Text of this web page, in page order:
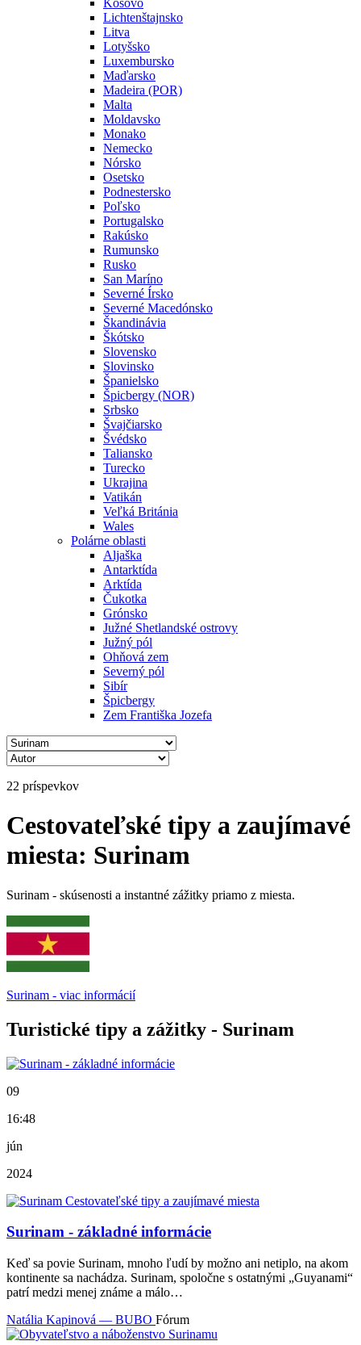
Kosovo
Lichtenštajnsko
Litva
Lotyšsko
Luxembursko
Maďarsko
Madeira (POR)
Malta
Moldavsko
Monako
Nemecko
Nórsko
Osetsko
Podnestersko
Poľsko
Portugalsko
Rakúsko
Rumunsko
Rusko
San Maríno
Severné Írsko
Severné Macedónsko
Škandinávia
Škótsko
Slovensko
Slovinsko
Španielsko
Špicbergy (NOR)
Srbsko
Švajčiarsko
Švédsko
Taliansko
Turecko
Ukrajina
Vatikán
Veľká Británia
Wales
Polárne oblasti
Aljaška
Antarktída
Arktída
Čukotka
Grónsko
Južné Shetlandské ostrovy
Južný pól
Ohňová zem
Severný pól
Sibír
Špicbergy
Zem Františka Jozefa
22 príspevkov
Cestovateľské tipy a zaujímavé
miesta: Surinam
Surinam - skúsenosti a instantné zážitky priamo z miesta.
Surinam - viac informácií
Turistické tipy a zážitky - Surinam
09
16:48
jún
2024
Surinam - základné informácie
Keď sa povie Surinam, mnoho ľudí by možno ani netiplo, na akom
kontinente sa nachádza. Surinam, spoločne s ostatnými „Guyanami“
patrí medzi menej známe a málo…
Natália Kapinová — BUBO Fórum